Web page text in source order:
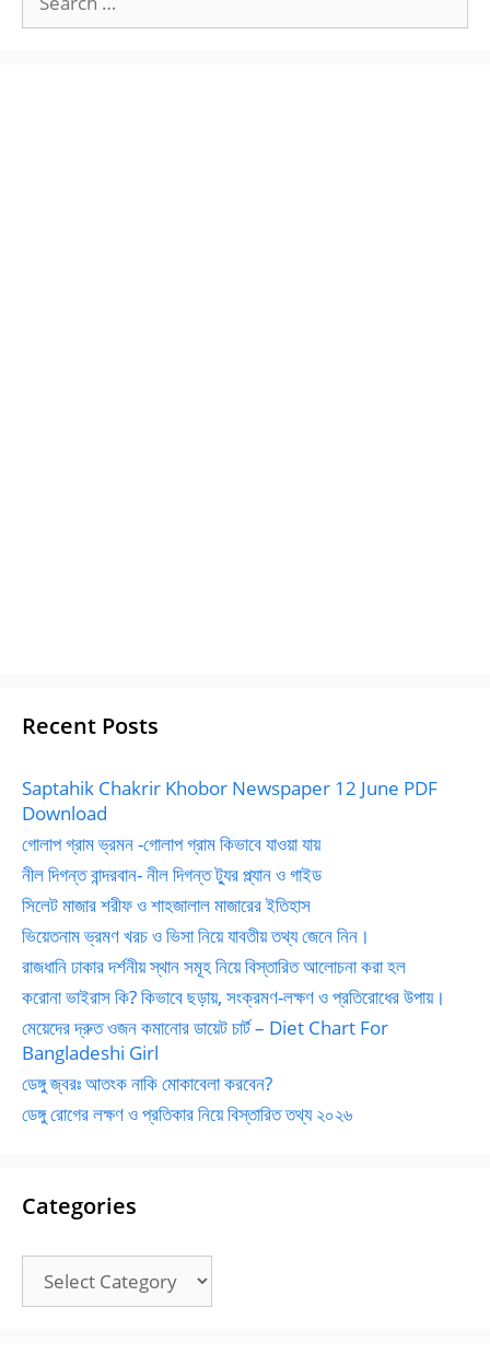
for:
Recent Posts
Saptahik Chakrir Khobor Newspaper 12 June PDF
Download
গোলাপ গ্রাম ভ্রমন -গোলাপ গ্রাম কিভাবে যাওয়া যায়
নীল দিগন্ত বান্দরবান- নীল দিগন্ত ট্যুর প্ল্যান ও গাইড
সিলেট মাজার শরীফ ও শাহজালাল মাজারের ইতিহাস
ভিয়েতনাম ভ্রমণ খরচ ও ভিসা নিয়ে যাবতীয় তথ্য জেনে নিন।
রাজধানি ঢাকার দর্শনীয় স্থান সমূহ নিয়ে বিস্তারিত আলোচনা করা হল
করোনা ভাইরাস কি? কিভাবে ছড়ায়, সংক্রমণ-লক্ষণ ও প্রতিরোধের উপায়।
মেয়েদের দ্রুত ওজন কমানোর ডায়েট চার্ট – Diet Chart For
Bangladeshi Girl
ডেঙ্গু জ্বরঃ আতংক নাকি মোকাবেলা করবেন?
ডেঙ্গু রোগের লক্ষণ ও প্রতিকার নিয়ে বিস্তারিত তথ্য ২০২৬
Categories